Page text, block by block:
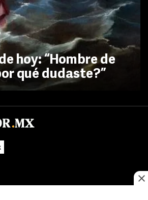
hoy: “Hombre de
qué dudaste?”